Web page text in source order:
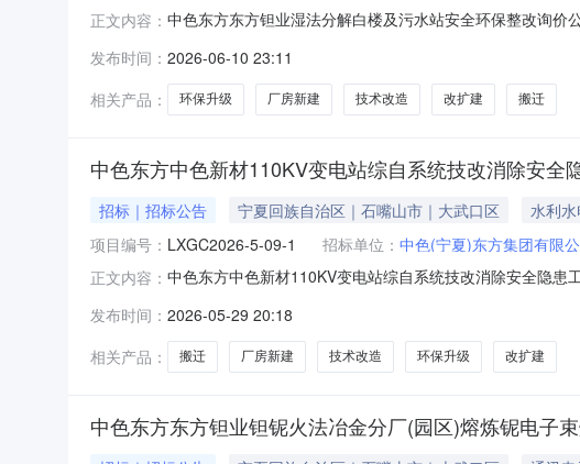
正文内容： 中色东方东方钽业湿法分解白楼及污水站安全环保整改询
发布时间： 2026-06-10 23:11
相关产品：
环保升级 厂房新建 技术改造 改扩建 搬迁
中色东方中色新材110KV变电站综自系统技改消除安全
招标｜招标公告 宁夏回族自治区｜石嘴山市｜大武口区 水利
项目编号： LXGC2026-5-09-1 招标单位： 中色(宁夏)东方集团有限
正文内容： 中色东方中色新材110KV变电站综自系统技改消除安全隐
发布时间： 2026-05-29 20:18
相关产品：
搬迁 厂房新建 技术改造 环保升级 改扩建
中色东方东方钽业钽铌火法冶金分厂(园区)熔炼铌电子